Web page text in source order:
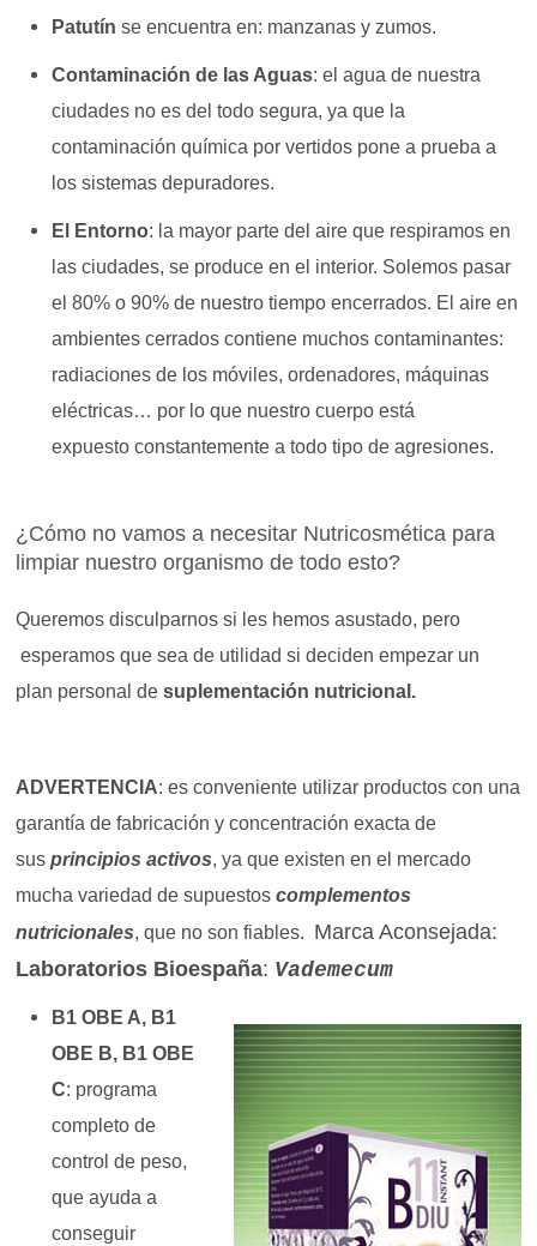
Patutínse encuentra en: manzanas y zumos.
Contaminación de las Aguas: el agua de nuestra
ciudades no es del todo segura, ya que la
contaminación química por vertidos pone a prueba a
los sistemas depuradores.
El Entorno: la mayor parte del aire que respiramos en
las ciudades, se produce en el interior. Solemos pasar
el 80% o 90% de nuestro tiempo encerrados. El aire en
ambientes cerrados contiene muchos contaminantes:
radiaciones de los móviles, ordenadores, máquinas
eléctricas… por lo que nuestro cuerpo está
expuesto constantemente a todo tipo de agresiones.
¿Cómo no vamos a necesitar Nutricosmética para
limpiar nuestro organismo de todo esto?
Queremos disculparnos si les hemos asustado, pero
esperamos que sea de utilidad si deciden empezar un
plan personal desuplementación nutricional.
ADVERTENCIA: es conveniente utilizar productos con una
garantía de fabricación y concentración exacta de
susprincipios activos, ya que existen en el mercado
mucha variedad de supuestoscomplementos
nutricionales, que no son fiables. Marca Aconsejada:
Laboratorios Bioespaña: Vademecum
B1 OBE A, B1
OBE B, B1 OBE
C: programa
completo de
control de peso,
que ayuda a
conseguir